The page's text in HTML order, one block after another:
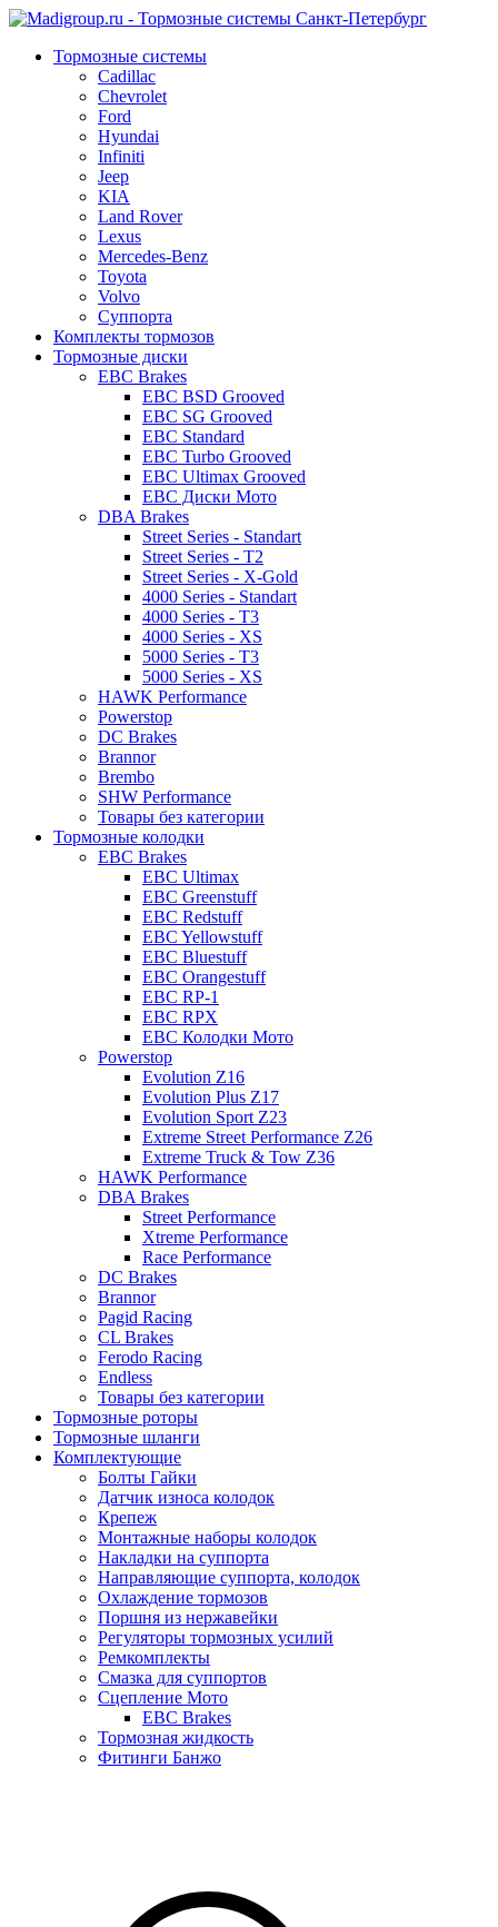
Тормозные системы
Cadillac
Chevrolet
Ford
Hyundai
Infiniti
Jeep
KIA
Land Rover
Lexus
Mercedes-Benz
Toyota
Volvo
Суппорта
Комплекты тормозов
Тормозные диски
EBC Brakes
EBC BSD Grooved
EBC SG Grooved
EBC Standard
EBC Turbo Grooved
EBC Ultimax Grooved
EBC Диски Мото
DBA Brakes
Street Series - Standart
Street Series - T2
Street Series - X-Gold
4000 Series - Standart
4000 Series - T3
4000 Series - XS
5000 Series - T3
5000 Series - XS
HAWK Performance
Powerstop
DC Brakes
Brannor
Brembo
SHW Performance
Товары без категории
Тормозные колодки
EBC Brakes
EBC Ultimax
EBC Greenstuff
EBC Redstuff
EBC Yellowstuff
EBC Bluestuff
EBC Orangestuff
EBC RP-1
EBC RPX
EBC Колодки Мото
Powerstop
Evolution Z16
Evolution Plus Z17
Evolution Sport Z23
Extreme Street Performance Z26
Extreme Truck & Tow Z36
HAWK Performance
DBA Brakes
Street Performance
Xtreme Performance
Race Performance
DC Brakes
Brannor
Pagid Racing
CL Brakes
Ferodo Racing
Endless
Товары без категории
Тормозные роторы
Тормозные шланги
Комплектующие
Болты Гайки
Датчик износа колодок
Крепеж
Монтажные наборы колодок
Накладки на суппорта
Направляющие суппорта, колодок
Охлаждение тормозов
Поршня из нержавейки
Регуляторы тормозных усилий
Ремкомплекты
Смазка для суппортов
Сцепление Мото
EBC Brakes
Тормозная жидкость
Фитинги Банжо